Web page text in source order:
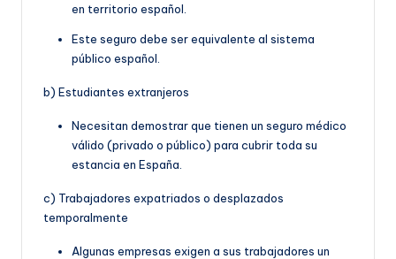
en territorio español.
Este seguro debe ser equivalente al sistema
público español.
b) Estudiantes extranjeros
Necesitan demostrar que tienen un seguro médico
válido (privado o público) para cubrir toda su
estancia en España.
c) Trabajadores expatriados o desplazados
temporalmente
Algunas empresas exigen a sus trabajadores un